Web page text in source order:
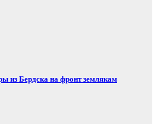
из Бердска на фронт землякам